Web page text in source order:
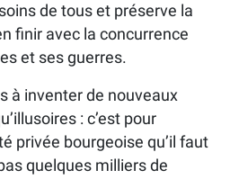
de tous et préserve la
finir avec la concurrence
et ses guerres.
à inventer de nouveaux
: c’est pour
privée bourgeoise qu’il faut
quelques milliers de